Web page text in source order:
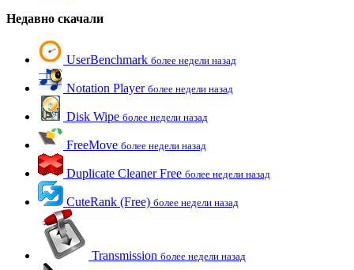
Недавно скачали
UserBenchmark более недели назад
Notation Player более недели назад
Disk Wipe более недели назад
FreeMove более недели назад
Duplicate Cleaner Free более недели назад
CuteRank (Free) более недели назад
Transmission более недели назад